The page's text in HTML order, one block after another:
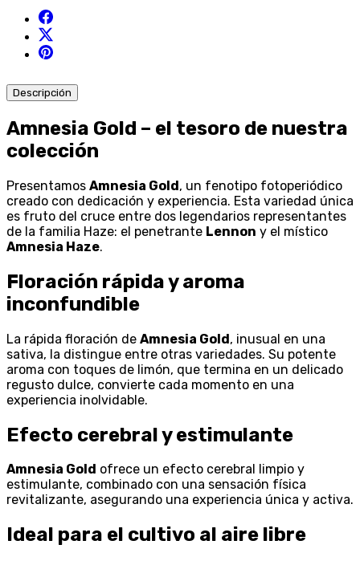
Descripción
Amnesia Gold – el tesoro de nuestra
colección
Presentamos Amnesia Gold, un fenotipo fotoperiódico
creado con dedicación y experiencia. Esta variedad única
es fruto del cruce entre dos legendarios representantes
de la familia Haze: el penetrante Lennon y el místico
Amnesia Haze.
Floración rápida y aroma
inconfundible
La rápida floración de Amnesia Gold, inusual en una
sativa, la distingue entre otras variedades. Su potente
aroma con toques de limón, que termina en un delicado
regusto dulce, convierte cada momento en una
experiencia inolvidable.
Efecto cerebral y estimulante
Amnesia Gold ofrece un efecto cerebral limpio y
estimulante, combinado con una sensación física
revitalizante, asegurando una experiencia única y activa.
Ideal para el cultivo al aire libre